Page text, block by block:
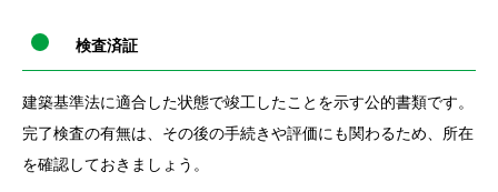
検査済証
建築基準法に適合した状態で竣工したことを示す公的書類です。
完了検査の有無は、その後の手続きや評価にも関わるため、所在
を確認しておきましょう。